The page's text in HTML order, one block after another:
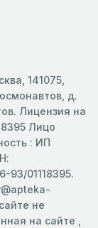
141075,
д.
Лицензия на
Лицо
: ИП
93/01118395.
не
на сайте ,